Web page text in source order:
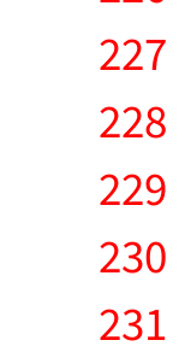
227
228
229
230
231